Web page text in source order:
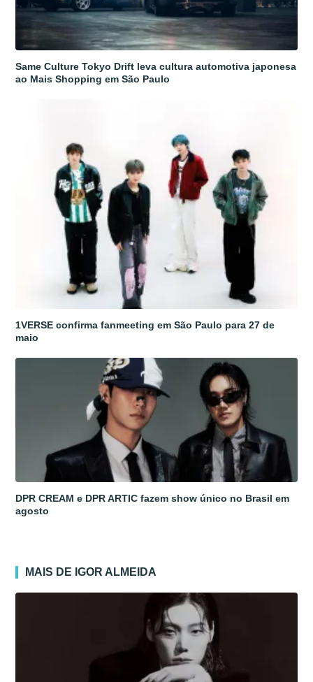
Same Culture Tokyo Drift leva cultura automotiva japonesa
ao Mais Shopping em São Paulo
1VERSE confirma fanmeeting em São Paulo para 27 de
maio
DPR CREAM e DPR ARTIC fazem show único no Brasil em
agosto
MAIS DE IGOR ALMEIDA